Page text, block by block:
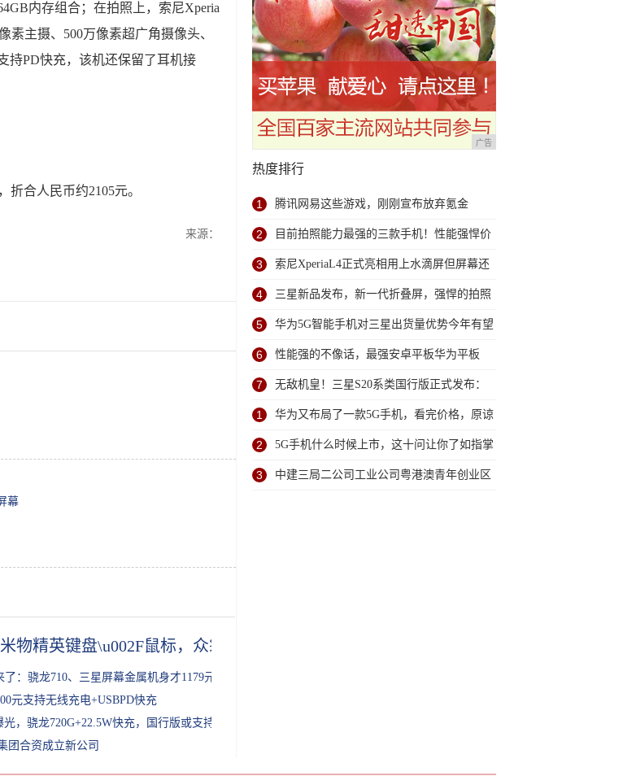
内存组合；在拍照上，索尼Xperia
素主摄、500万像素超广角摄像头、
持PD快充，该机还保留了耳机接
折合人民币约2105元。
来源：
幕
物精英键盘\u002F鼠标，众筹起售价199元
：骁龙710、三星屏幕金属机身才1179元
元支持无线充电+USBPD快充
，骁龙720G+22.5W快充，国行版或支持5G
团合资成立新公司
广告
热度排行
1 腾讯网易这些游戏，刚刚宣布放弃氪金
2 目前拍照能力最强的三款手机！性能强悍价
格实惠，过年用很有面子
3 索尼XperiaL4正式亮相用上水滴屏但屏幕还
是那个味
4 三星新品发布，新一代折叠屏，强悍的拍照
表现，展现机皇本色
5 华为5G智能手机对三星出货量优势今年有望
进一步扩大
6 性能强的不像话，最强安卓平板华为平板
M6上手
7 无敌机皇！三星S20系类国行版正式发布：
但价格真的打扰了
1 华为又布局了一款5G手机，看完价格，原谅
想多了
2 5G手机什么时候上市，这十问让你了如指掌
3 中建三局二公司工业公司粤港澳青年创业区